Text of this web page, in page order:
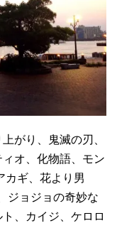
がり、鬼滅の刃、
オ、化物語、モン
カギ、花より男
ジョジョの奇妙な
、カイジ、ケロロ